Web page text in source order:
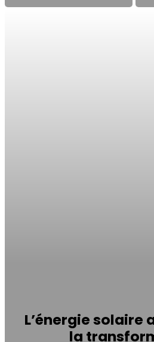
L’énergie solaire
la